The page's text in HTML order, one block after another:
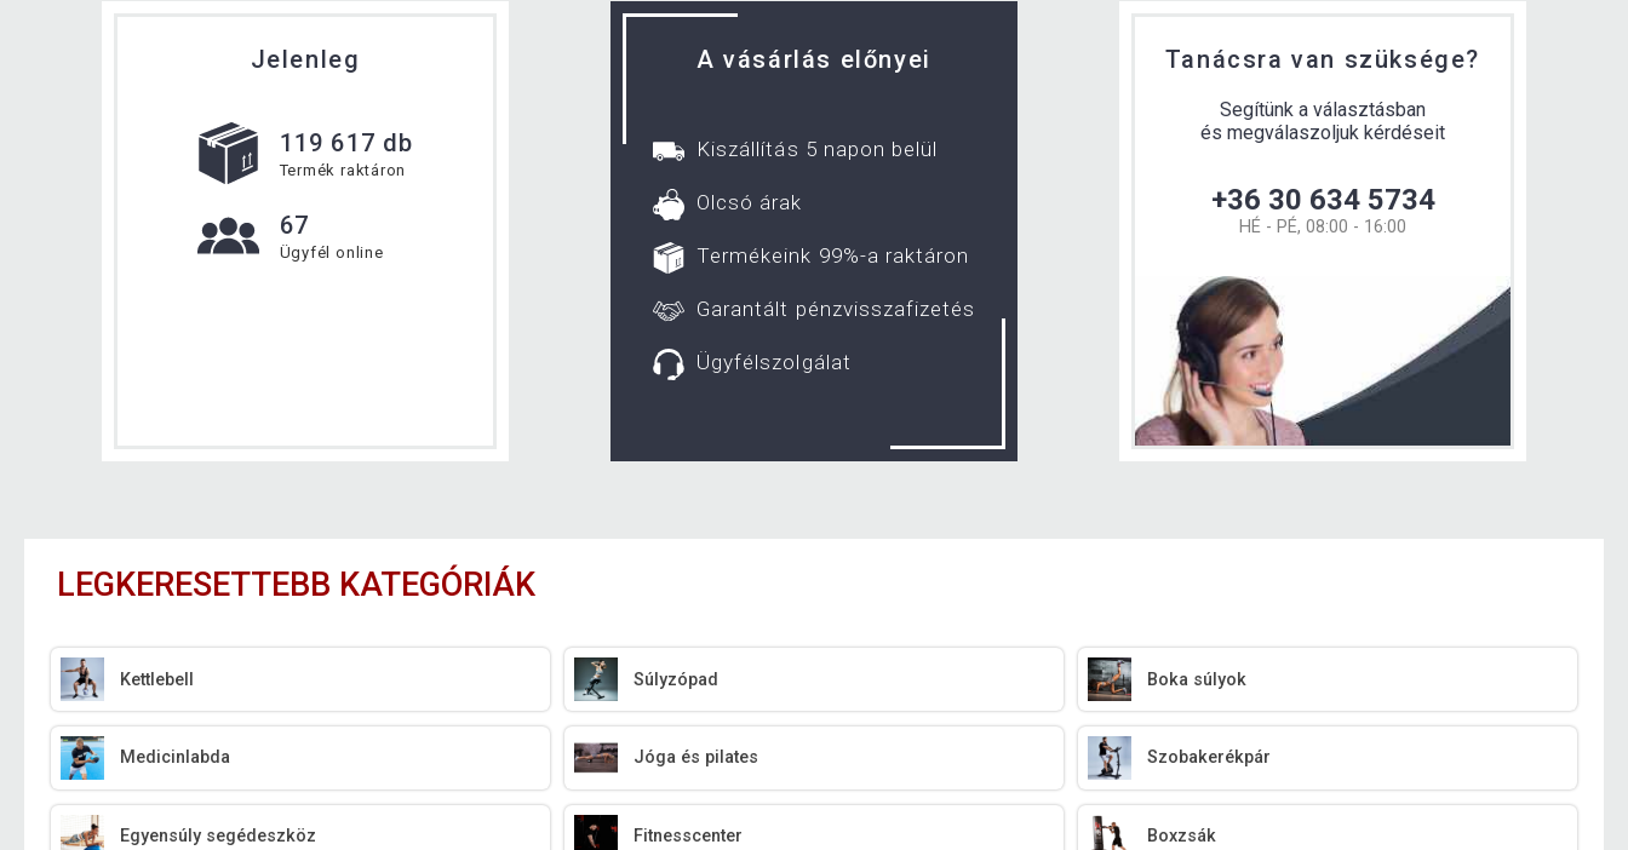
Jelenleg
119 617 db
Termék raktáron
67
Ügyfél online
A vásárlás előnyei
Kiszállítás 5 napon belül
Olcsó árak
Termékeink 99%-a raktáron
Garantált pénzvisszafizetés
Ügyfélszolgálat
Tanácsra van szüksége?
Segítünk a választásban
és megválaszoljuk kérdéseit
+36 30 634 5734
HÉ - PÉ, 08:00 - 16:00
LEGKERESETTEBB KATEGÓRIÁK
Kettlebell Súlyzópad Boka súlyok
Medicinlabda Jóga és pilates Szobakerékpár
Egyensúly segédeszköz Fitnesscenter Boxzsák